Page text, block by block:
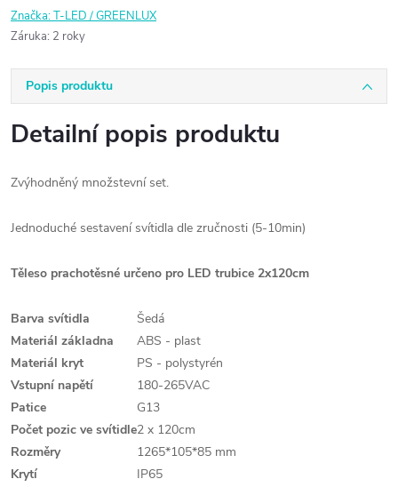
Značka:T-LED / GREENLUX
Záruka: 2 roky
Popis produktu
Detailní popis produktu
Zvýhodněný množstevní set.
Jednoduché sestavení svítidla dle zručnosti (5-10min)
Těleso prachotěsné určeno pro LED trubice 2x120cm
Barva svítidla
Šedá
Materiál základna
ABS - plast
Materiál kryt
PS - polystyrén
Vstupní napětí
180-265VAC
Patice
G13
Počet pozic ve svítidle2 x 120cm
Rozměry
1265*105*85 mm
Krytí
IP65